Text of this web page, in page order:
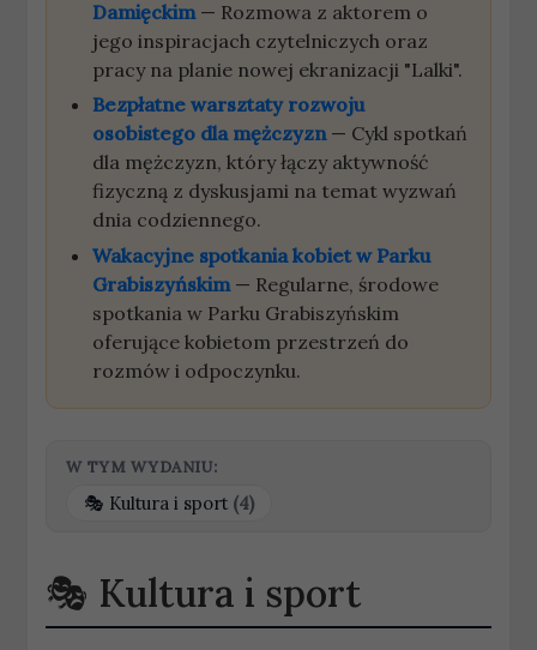
Damięckim— Rozmowa z aktorem o
jego inspiracjach czytelniczych oraz
pracy na planie nowej ekranizacji "Lalki".
Bezpłatne warsztaty rozwoju
osobistego dla mężczyzn— Cykl spotkań
dla mężczyzn, który łączy aktywność
fizyczną z dyskusjami na temat wyzwań
dnia codziennego.
Wakacyjne spotkania kobiet w Parku
Grabiszyńskim— Regularne, środowe
spotkania w Parku Grabiszyńskim
oferujące kobietom przestrzeń do
rozmów i odpoczynku.
W TYM WYDANIU:
Kultura i sport (4)
Kultura i sport